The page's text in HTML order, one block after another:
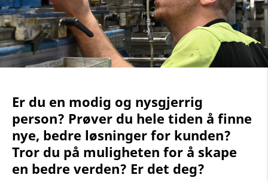
Er du en modig og nysgjerrig
person? Prøver du hele tiden å finne
nye, bedre løsninger for kunden?
Tror du på muligheten for å skape
en bedre verden? Er det deg?